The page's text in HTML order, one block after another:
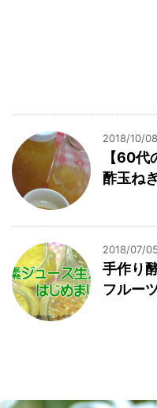
2018/10/08
【60
酢玉ね
2018/07/05
手作り
フルー